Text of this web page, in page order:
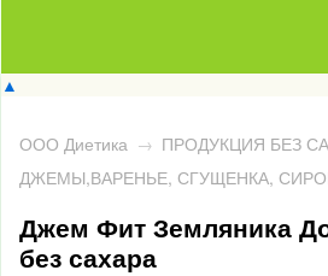
▲
ООО Диетика → ПРОДУКЦИЯ БЕЗ
ДЖЕМЫ,ВАРЕНЬЕ, СГУЩЕНКА,
Джем Фит Земляника
без сахара